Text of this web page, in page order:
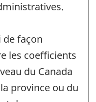
façon
les coefficients
du Canada
province ou du